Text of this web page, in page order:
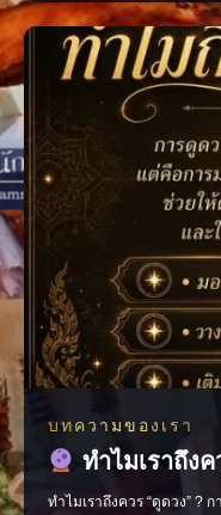
แยกไว้ ไม่ควรนำออกมาใช้
หัวแบงก์เข้าด้านใน • นำใบเ
บทความของเรา
ทำไมเราถึง
ทำไมเราถึงควร “ดูดวง” ?